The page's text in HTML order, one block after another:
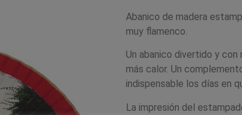
Abanico de madera
muy flamenco.
Un abanico divertido y
más calor. Un
indispensable los días en
La impresión del